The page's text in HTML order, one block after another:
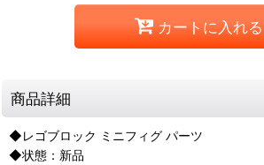
カートに入れる
商品詳細
◆レゴブロック ミニフィグ パーツ
◆状態：新品